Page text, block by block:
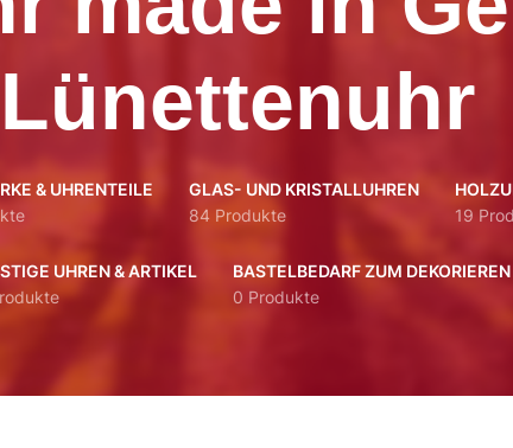
Lünettenuhr
& UHRENTEILE
GLAS- UND KRISTALLUHREN
84 Produkte
19
UHREN & ARTIKEL
BASTELBEDARF ZUM DEKORIEREN
0 Produkte